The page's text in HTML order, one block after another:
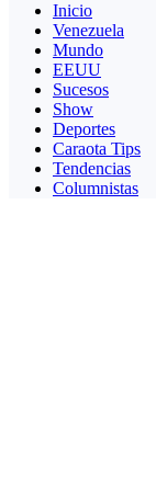
Inicio
Venezuela
Mundo
EEUU
Sucesos
Show
Deportes
Caraota Tips
Tendencias
Columnistas